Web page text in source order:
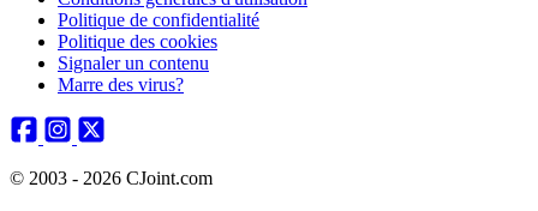
Politique de confidentialité
Politique des cookies
Signaler un contenu
Marre des virus?
© 2003 - 2026 CJoint.com